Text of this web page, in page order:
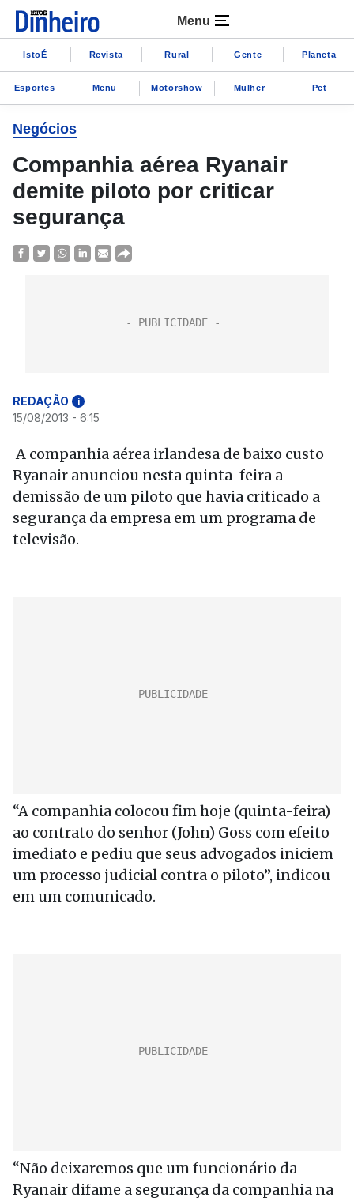
Menu
IstoÉ Revista Rural Gente Planeta
Esportes Menu Motorshow Mulher Pet
Negócios
Companhia aérea Ryanair
demite piloto por criticar
segurança
REDAÇÃO i
15/08/2013 - 6:15
A companhia aérea irlandesa de baixo custo
Ryanair anunciou nesta quinta-feira a
demissão de um piloto que havia criticado a
segurança da empresa em um programa de
televisão.
“A companhia colocou fim hoje (quinta-feira)
ao contrato do senhor (John) Goss com efeito
imediato e pediu que seus advogados iniciem
um processo judicial contra o piloto”, indicou
em um comunicado.
“Não deixaremos que um funcionário da
Ryanair difame a segurança da companhia na